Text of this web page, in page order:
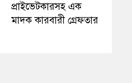
প্রাইভেটকারসহ এক
মাদক কারবারী গ্রেফতার